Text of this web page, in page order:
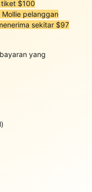
tiket $100
pelanggan
sekitar $97
yang